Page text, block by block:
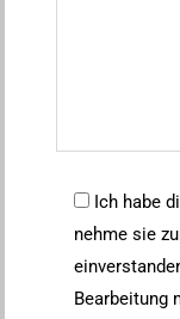
Ich habe
nehme sie
Bearbeitung